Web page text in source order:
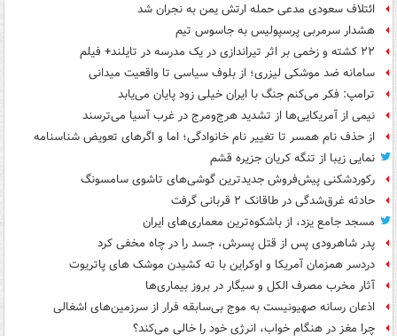
ائتلاف سعودی مدعی حمله ارتش یمن به نجران شد
هشدار سرمربی پرسپولیس به جاسوس تیم
۲۲ کشته و زخمی بر اثر تیراندازی در یک مدرسه در تایلند+ فیلم
سامانه ضد موشکی لیزری؛ از بلوف سیاسی تا واقعیت میدانی
ترامپ: فکر می‌کنم جنگ با ایران خیلی زود پایان می‌یابد
نیمی از آمریکایی‌ها از تشدید هرج‌ومرج در غرب آسیا می‌ترسند
از حذف نام همسر تا تغییر نام خانوادگی؛ اما و اگرهای تعویض شناسنامه
نمایی زیبا از تنگه کریان جزیره قشم
رکوردشکنی پیش‌فروش جدیدترین گوشی‌های تاشوی سامسونگ
حادثه غرق‌شدگی در طاقانک ۲ قربانی گرفت
مسجد جامع یزد، از باشکوه‌ترین معماری‌های ایران
پدر شاهرودی پس از قتل پسرش، جسد را در چاه مخفی کرد
دردسر همزمان آمریکا و اوکراین با ته کشیدن موشک های پاتریوت
آثار مخرب مصرف الکل و سیگار در بروز بیماری‌ها
اذعان رسانه صهیونیست به موج بی‌سابقه فرار از سرزمین‌های اشغالی
چرا مغز در هنگام خواب، انرژی خود را خالی می‌کند؟